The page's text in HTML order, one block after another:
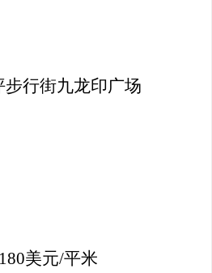
行街九龙印广场
美元/平米